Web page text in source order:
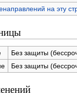
на эту
Без защиты
Без защиты